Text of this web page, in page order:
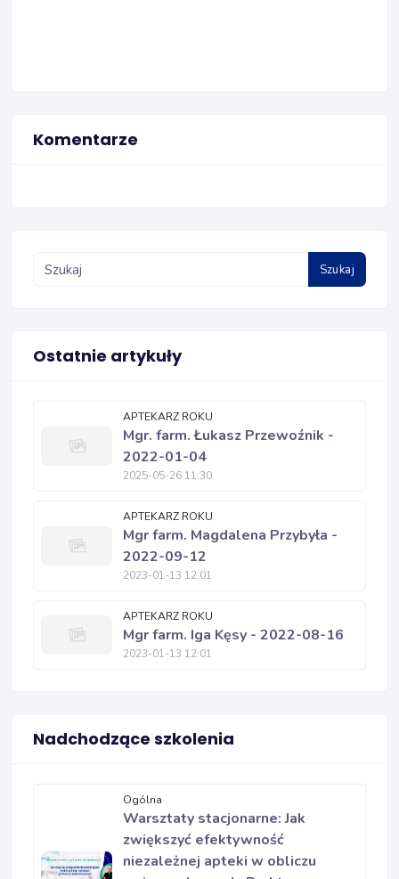
Komentarze
Szukaj
Ostatnie artykuły
APTEKARZ ROKU
Mgr. farm. Łukasz Przewoźnik -
2022-01-04
2025-05-26 11:30
APTEKARZ ROKU
Mgr farm. Magdalena Przybyła -
2022-09-12
2023-01-13 12:01
APTEKARZ ROKU
Mgr farm. Iga Kęsy - 2022-08-16
2023-01-13 12:01
Nadchodzące szkolenia
Ogólna
Warsztaty stacjonarne: Jak
zwiększyć efektywność
niezależnej apteki w obliczu